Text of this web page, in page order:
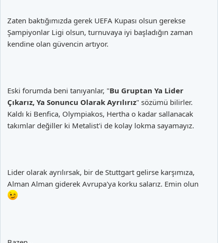
Zaten baktığımızda gerek UEFA Kupası olsun gerekse
Şampiyonlar Ligi olsun, turnuvaya iyi başladığın zaman
kendine olan güvencin artıyor.
Eski forumda beni tanıyanlar, "Bu Gruptan Ya Lider
Çıkarız, Ya Sonuncu Olarak Ayrılırız" sözümü bilirler.
Kaldı ki Benfica, Olympiakos, Hertha o kadar sallanacak
takımlar değiller ki Metalist'i de kolay lokma sayamayız.
Lider olarak ayrılırsak, bir de Stuttgart gelirse karşımıza,
Alman Alman giderek Avrupa'ya korku salarız. Emin olun